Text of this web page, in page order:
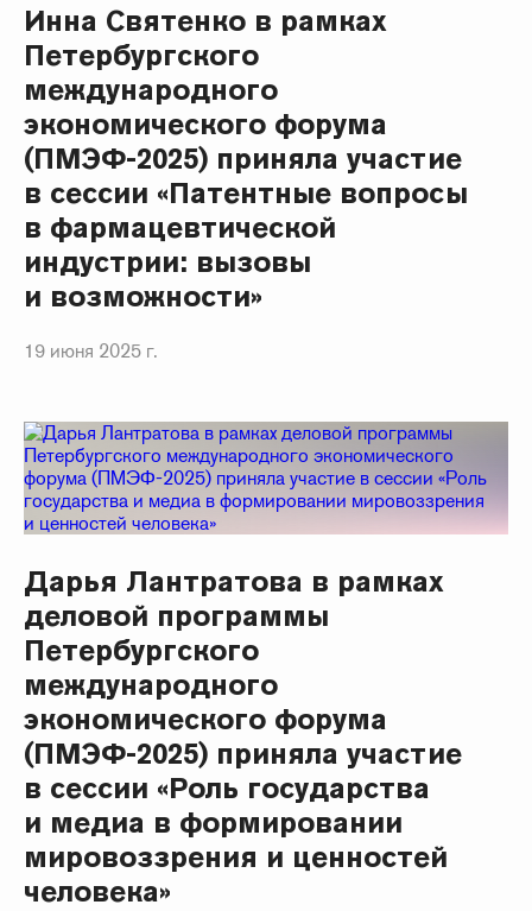
Инна Святенко в рамках
Петербургского
международного
экономического форума
(ПМЭФ-2025) приняла участие
в сессии «Патентные вопросы
в фармацевтической
индустрии: вызовы
и возможности»
19 июня 2025 г.
Дарья Лантратова в рамках
деловой программы
Петербургского
международного
экономического форума
(ПМЭФ-2025) приняла участие
в сессии «Роль государства
и медиа в формировании
мировоззрения и ценностей
человека»